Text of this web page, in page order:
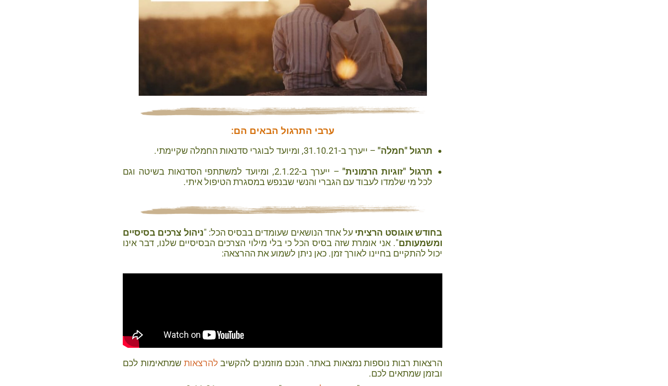
ערבי התרגול הבאים הם:
תרגול "חמלה" – ייערך ב-31.10.21, ומיועד לבוגרי סדנאות החמלה שקיימתי.
תרגול "זוגיות הרמונית"
– ייערך ב-2.1.22, ומיועד למשתתפי הסדנאות בשיטה וגם
לכל מי שלמדו לעבוד עם הגברי והנשי שבנפש במסגרת הטיפול איתי.
בחודש אוגוסט הרציתי על אחד הנושאים שעומדים בבסיס הכל: "ניהול צרכים בסיסיים
ומשמעותם". אני אומרת שזה בסיס הכל כי בלי מילוי הצרכים הבסיסיים שלנו, דבר אינו
יכול להתקיים בחיינו לאורך זמן. כאן ניתן לשמוע את ההרצאה:
הרצאות רבות נוספות נמצאות באתר. הנכם מוזמנים להקשיב להרצאות שמתאימות לכם
ובזמן שמתאים לכם.